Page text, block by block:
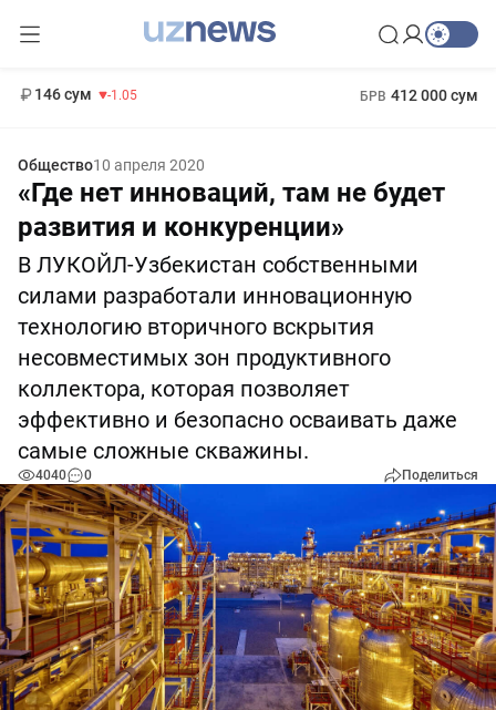
146 сум -1.05 БРВ 412 000 сум
Общество10 апреля 2020
«Где нет инноваций, там не будет
развития и конкуренции»
В ЛУКОЙЛ-Узбекистан собственными
силами разработали инновационную
технологию вторичного вскрытия
несовместимых зон продуктивного
коллектора, которая позволяет
эффективно и безопасно осваивать даже
самые сложные скважины.
4040 0 Поделиться